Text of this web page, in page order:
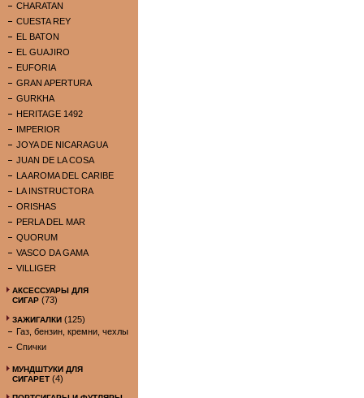
CHARATAN
CUESTA REY
EL BATON
EL GUAJIRO
EUFORIA
GRAN APERTURA
GURKHA
HERITAGE 1492
IMPERIOR
JOYA DE NICARAGUA
JUAN DE LA COSA
LA AROMA DEL CARIBE
LA INSTRUCTORA
ORISHAS
PERLA DEL MAR
QUORUM
VASCO DA GAMA
VILLIGER
АКСЕССУАРЫ ДЛЯ
СИГАР (73)
ЗАЖИГАЛКИ (125)
Газ, бензин, кремни, чехлы
Спички
МУНДШТУКИ ДЛЯ
СИГАРЕТ (4)